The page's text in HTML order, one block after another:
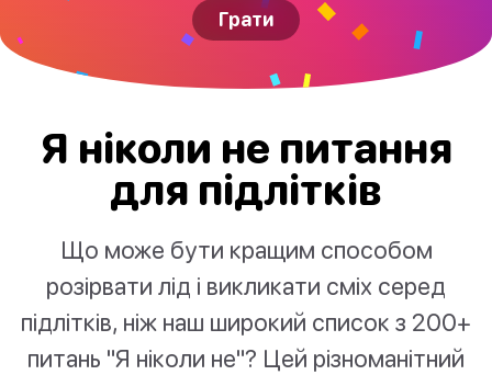
Грати
Я ніколи не питання
для підлітків
Що може бути кращим способом
розірвати лід і викликати сміх серед
підлітків, ніж наш широкий список з 200+
питань "Я ніколи не"? Цей різноманітний